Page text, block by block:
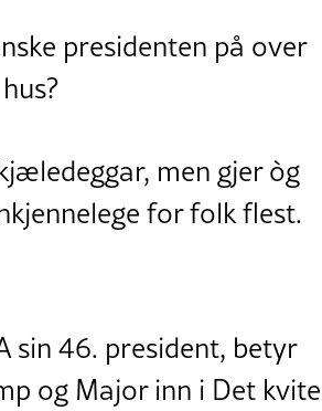
presidenten på over
men gjer òg
for folk flest.
sin 46. president, betyr
og Major inn i Det kvite